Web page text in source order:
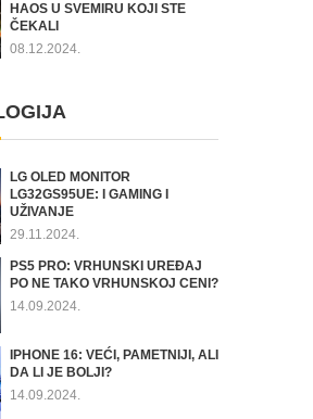
HAOS U SVEMIRU KOJI STE
ČEKALI
08.12.2024.
LG OLED MONITOR
LG32GS95UE: I GAMING I
UŽIVANJE
29.11.2024.
PS5 PRO: VRHUNSKI UREĐAJ
PO NE TAKO VRHUNSKOJ CENI?
14.09.2024.
IPHONE 16: VEĆI, PAMETNIJI, ALI
DA LI JE BOLJI?
14.09.2024.